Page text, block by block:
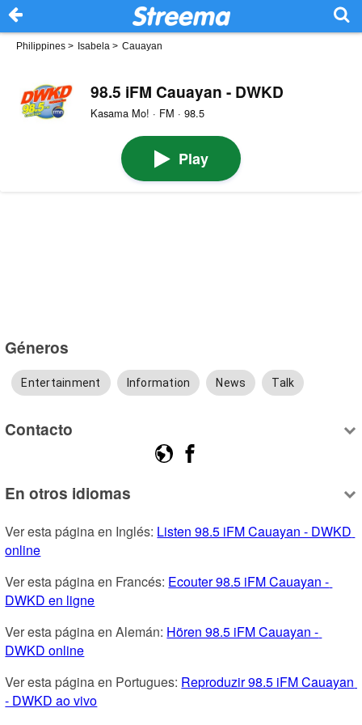
Philippines > Isabela > Cauayan
98.5 iFM Cauayan - DWKD
Kasama Mo! · FM · 98.5
Play
Géneros
Entertainment Information News Talk
Contacto
En otros idiomas
Ver esta página en Inglés: Listen 98.5 iFM Cauayan - DWKD
online
Ver esta página en Francés: Ecouter 98.5 iFM Cauayan -
DWKD en ligne
Ver esta página en Alemán: Hören 98.5 iFM Cauayan -
DWKD online
Ver esta página en Portugues: Reproduzir 98.5 iFM Cauayan
- DWKD ao vivo